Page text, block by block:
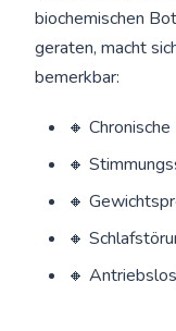
biochemischen
geraten, macht
bemerkbar:
🔸
🔸
🔸
🔸
🔸